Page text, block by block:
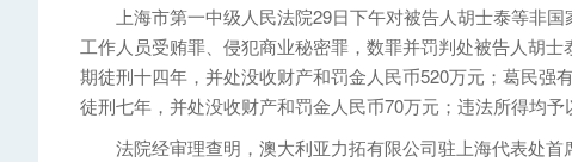
上海市第一中级人民法院29日下午对被告人胡士泰等非国
工作人员受贿罪、侵犯商业秘密罪，数罪并罚判处被告人胡
期徒刑十四年，并处没收财产和罚金人民币520万元；葛民强
徒刑七年，并处没收财产和罚金人民币70万元；违法所得均予
法院经审理查明，澳大利亚力拓有限公司驻上海代表处首